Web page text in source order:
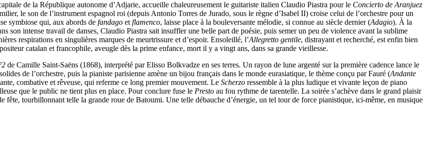
de la République autonome d’Adjarie, accueille chaleureusement le guitariste italien Claudio Piastra pour le Concierto de Aranjuez
le son de l’instrument espagnol roi (depuis Antonio Torres de Jurado, sous le règne d’Isabel II) croise celui de l’orchestre pour un
symbiose qui, aux abords de fandago et flamenco, laisse place à la bouleversante mélodie, si connue au siècle dernier (Adagio). À la
son intense travail de danses, Claudio Piastra sait insuffler une belle part de poésie, puis semer un peu de violence avant la sublime
respirations en singulières marques de meurtrissure et d’espoir. Ensoleillé, l’Allegretto gentile, distrayant et recherché, est enfin bien
catalan et francophile, aveugle dès la prime enfance, mort il y a vingt ans, dans sa grande vieillesse.
de Camille Saint-Saëns (1868), interprété par Elisso Bolkvadze en ses terres. Un rayon de lune argenté sur la première cadence lance le
de l’orchestre, puis la pianiste parisienne amène un bijou français dans le monde eurasiatique, le thème conçu par Fauré (Andante
combative et rêveuse, qui referme ce long premier mouvement. Le Scherzo ressemble à la plus ludique et vivante leçon de piano
que le public ne tient plus en place. Pour conclure fuse le Presto au fou rythme de tarentelle. La soirée s’achève dans le grand plaisir
fête, tourbillonnant telle la grande roue de Batoumi. Une telle débauche d’énergie, un tel tour de force pianistique, ici-même, en musique